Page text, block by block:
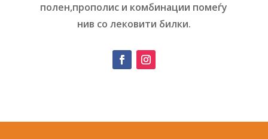
полен,прополис и комбинации помеѓу
нив со лековити билки.